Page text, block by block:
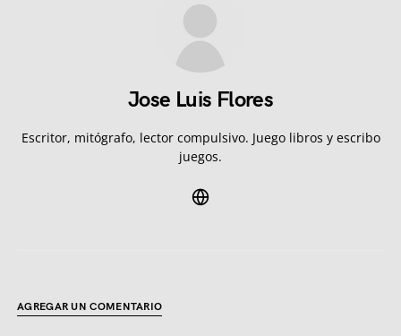
Jose Luis Flores
Escritor, mitógrafo, lector compulsivo. Juego libros y escribo
juegos.
AGREGAR UN COMENTARIO